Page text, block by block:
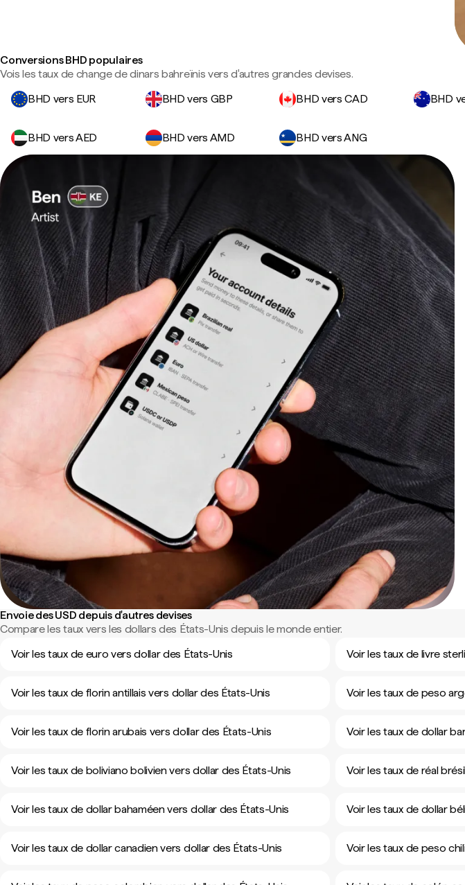
Conversions BHD populaires
Vois les taux de change de dinars bahreïnis vers d'autres grandes devises.
BHD vers EUR
BHD vers GBP BHD vers CAD BHD
BHD vers AED BHD vers AMD BHD vers ANG
Envoie des USD depuis d'autres devises
Compare les taux vers les dollars des États-Unis depuis le monde entier.
Voir les taux de euro vers dollar des États-Unis
Voir les taux de livre
Voir les taux de florin antillais vers dollar des États-Unis Voir les taux de peso
Voir les taux de florin arubais vers dollar des États-Unis Voir les taux de dollar
Voir les taux de boliviano bolivien vers dollar des États-Unis Voir les taux de réal
Voir les taux de dollar bahaméen vers dollar des États-Unis Voir les taux de dollar
Voir les taux de dollar canadien vers dollar des États-Unis Voir les taux de peso